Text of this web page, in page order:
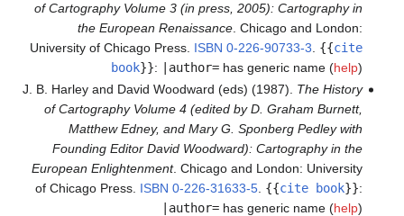
of Cartography Volume 3 (in press, 2005): Cartography in
the European Renaissance. Chicago and London:
University of Chicago Press. ISBN 0-226-90733-3. {{
book}}:|author=has generic name (
J. B. Harley and David Woodward (eds) (1987).The History
of Cartography Volume 4 (edited by D. Graham Burnett,
Matthew Edney, and Mary G. Sponberg Pedley with
Founding Editor David Woodward): Cartography in the
European Enlightenment. Chicago and London: University
of Chicago Press. ISBN 0-226-31633-5. {{ cite book
|author=has generic name (